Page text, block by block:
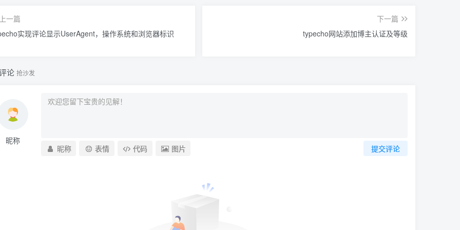
一篇
实现评论显示UserAgent，操作系统和浏览器标识
下一篇
typecho网站添加博主认证及等级
论 抢沙发
昵称
提交评论
昵称 表情 代码 图片